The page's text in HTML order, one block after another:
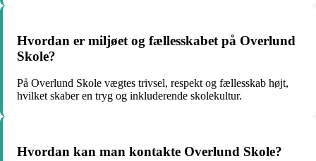
Hvordan er miljøet og fællesskabet på Overlund
Skole?
På Overlund Skole vægtes trivsel, respekt og fællesskab højt,
hvilket skaber en tryg og inkluderende skolekultur.
Hvordan kan man kontakte Overlund Skole?